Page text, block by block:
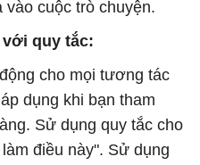
cuộc trò chuyện.
quy tắc:
cho mọi tương tác
dụng khi bạn tham
Sử dụng quy tắc cho
điều này". Sử dụng